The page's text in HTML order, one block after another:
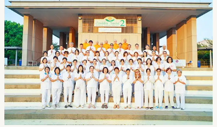
年
萬
佛
節
禪
修
營
_
第